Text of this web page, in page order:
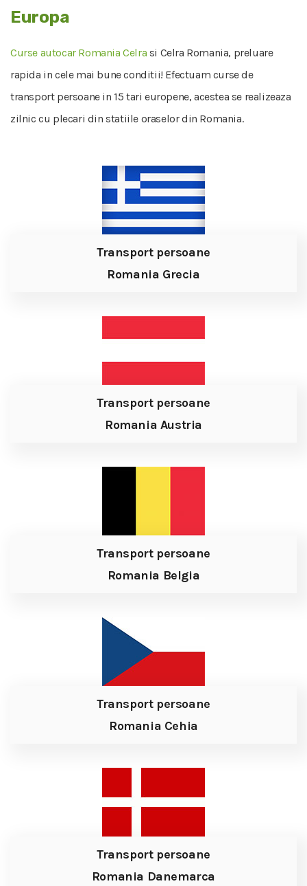
Europa
Curse autocar Romania Celra si Celra Romania, preluare
rapida in cele mai bune conditii! Efectuam curse de
transport persoane in 15 tari europene, acestea se realizeaza
zilnic cu plecari din statiile oraselor din Romania.
Transport persoane
Romania Grecia
Transport persoane
Romania Austria
Transport persoane
Romania Belgia
Transport persoane
Romania Cehia
Transport persoane
Romania Danemarca